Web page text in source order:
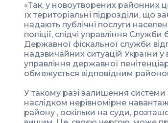
«Так, у новоутворених районних
їх територіальні підрозділи, що
надають публічні послуги
поліції, слідчі управління Служби
Державної фіскальної служби
надзвичайних ситуацій України у
управління державної
обмежується відповідним
У такому разі залишення
наслідком нерівномірне
району , оскільки на суди,